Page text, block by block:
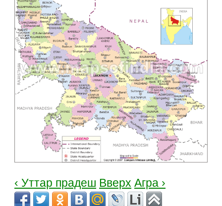
‹ Уттар прадеш Вверх Агра ›